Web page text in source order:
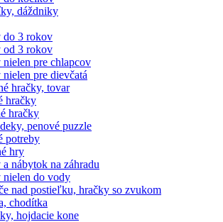
dáždniky
do 3 rokov
od 3 rokov
pre chlapcov
pre dievčatá
hračky, tovar
hračky
hračky
penové puzzle
potreby
hry
nábytok na záhradu
nielen do vody
nad postieľku, hračky so zvukom
chodítka
hojdacie kone